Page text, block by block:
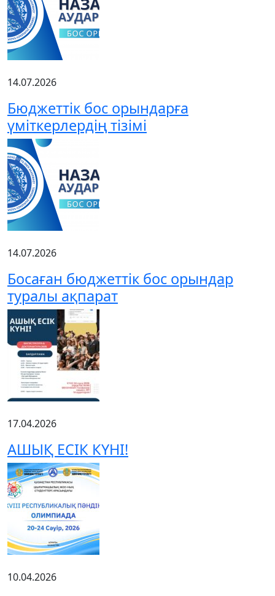
14.07.2026
Бюджеттік бос орындарға
үміткерлердің тізімі
14.07.2026
Босаған бюджеттік бос орындар
туралы ақпарат
17.04.2026
АШЫҚ ЕСІК КҮНІ!
10.04.2026